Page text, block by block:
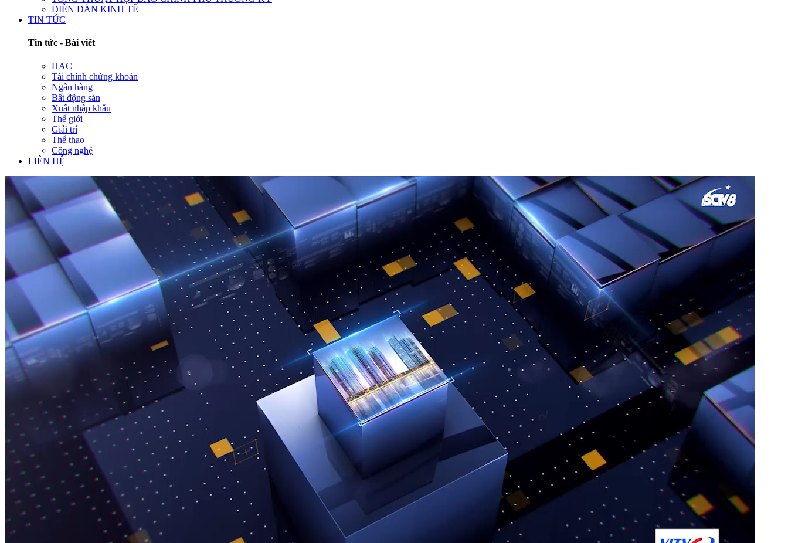
DIỄN ĐÀN KINH TẾ
TIN TỨC
Tin tức - Bài viết
HAC
Tài chính chứng khoán
Ngân hàng
Bất động sản
Xuất nhập khẩu
Thế giới
Giải trí
Thể thao
Công nghệ
LIÊN HỆ
XÂY DỰNG VÀ BẤT ĐỘNG SẢN - CUỐI TUẦN
Doanh nghiệp BDS phía Nam đua bán hàng cuối năm
Nguồn: SCTV8 - VITV
19:45 ngày 18/10/2025